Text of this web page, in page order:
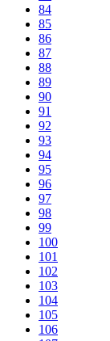
84
85
86
87
88
89
90
91
92
93
94
95
96
97
98
99
100
101
102
103
104
105
106